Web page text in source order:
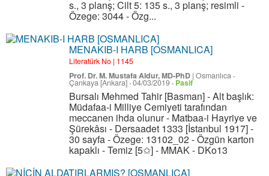
s., 3 planş; Cilt 5: 135 s., 3 planş; resimli -
Özege: 3044 - Özg...
MENAKIB-I HARB [OSMANLICA]
Literatürk No | 1145
Prof. Dr. M. Mustafa Aldur, MD-PhD | Osmanlıca ·
Çankaya [Ankara] ·04/03/2019 · Pasif
Bursalı Mehmed Tahir [Basman] - Alt başlık:
Müdafaa-i Milliye Cemiyeti tarafından
meccanen ihda olunur - Matbaa-i Hayriye ve
Şürekâsı - Dersaadet 1333 [İstanbul 1917] -
30 sayfa - Özege: 13102_02 - Özgün karton
kapaklı - Temiz [5✩] - MMAK - DKo13